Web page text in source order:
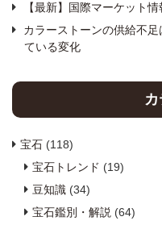
【最新】国際マーケット情
カラーストーンの供給不
ている変化
宝石 (118)
宝石トレンド (19)
豆知識 (34)
宝石鑑別・解説 (64)